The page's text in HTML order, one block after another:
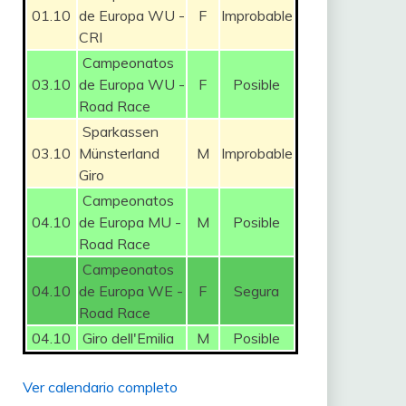
01.10 de Europa WU -
CRI
F Improbable
03.10
Campeonatos
de Europa WU -
Road Race
F Posible
03.10
Sparkassen
Münsterland
Giro
M Improbable
04.10
Campeonatos
de Europa MU -
Road Race
M Posible
04.10
Campeonatos
de Europa WE -
Road Race
F Segura
04.10 Giro dell'Emilia M Posible
Ver calendario completo